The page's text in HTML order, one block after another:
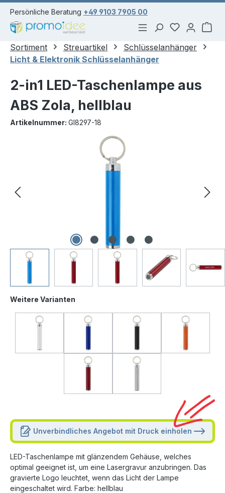
springen
Persönliche Beratung +49 9103 7905 00
Du hast 0
Sortiment Streuartikel
Schlüsselanhänger
Licht & Elektronik Schlüsselanhänger
2-in1 LED-Taschenlampe aus
ABS Zola, hellblau
Artikelnummer: GI8297-18
Weitere Varianten
Unverbindliches Angebot mit Druck einholen
LED-Taschenlampe mit glänzendem Gehäuse, welches
optimal geeignet ist, um eine Lasergravur anzubringen. Das
gravierte Logo leuchtet, wenn das Licht der Lampe
eingeschaltet wird. Farbe: hellblau